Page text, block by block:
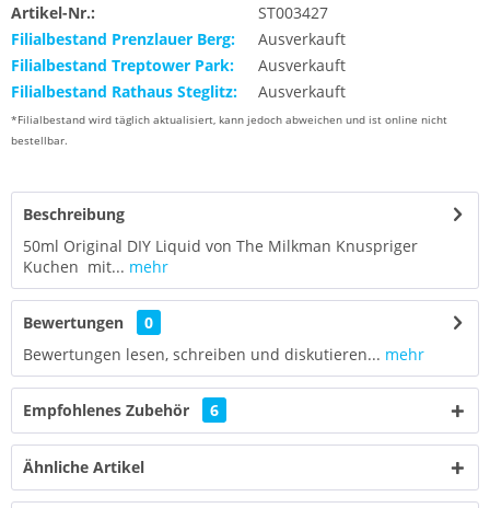
Artikel-Nr.:
ST003427
Filialbestand Prenzlauer Berg:
Ausverkauft
Filialbestand Treptower Park:
Ausverkauft
Filialbestand Rathaus Steglitz:
Ausverkauft
*Filialbestand wird täglich aktualisiert, kann jedoch abweichen und ist online nicht
bestellbar.
Beschreibung
50ml Original DIY Liquid von The Milkman Knuspriger
Kuchen mit... mehr
Bewertungen
0
Bewertungen lesen, schreiben und diskutieren... mehr
Empfohlenes Zubehör 6
Ähnliche Artikel